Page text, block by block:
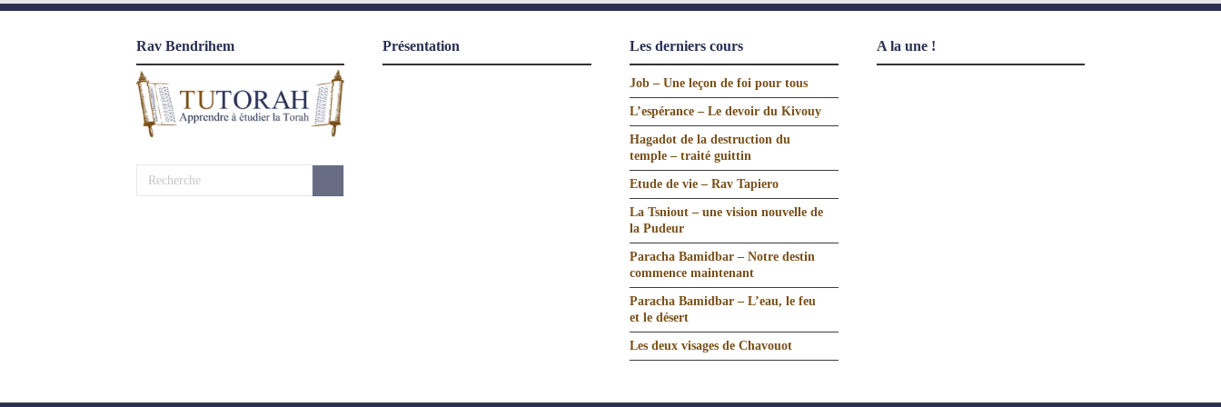
Rav Bendrihem Présentation Les derniers cours
Job – Une leçon de foi pour tous
L’espérance – Le devoir du Kivouy
Hagadot de la destruction du
temple – traité guittin
Etude de vie – Rav Tapiero
La Tsniout – une vision nouvelle de
la Pudeur
Paracha Bamidbar – Notre destin
commence maintenant
Paracha Bamidbar – L’eau, le feu
et le désert
Les deux visages de Chavouot
A la une !